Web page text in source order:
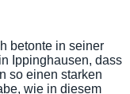
betonte in seiner
Ippinghausen, dass
so einen starken
wie in diesem